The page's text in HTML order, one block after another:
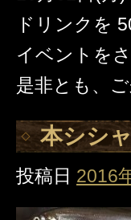
ドリンクを
イベントを
是非とも、
本シシ
投稿日 2016